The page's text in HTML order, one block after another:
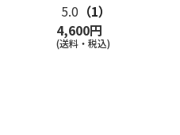
5.0 （1）
4,600円
(送料・税込)